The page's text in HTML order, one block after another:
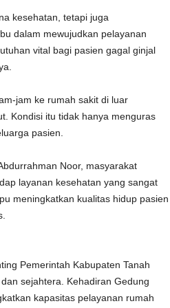
kesehatan, tetapi juga
dalam mewujudkan pelayanan
vital bagi pasien gagal ginjal
jam ke rumah sakit di luar
Kondisi itu tidak hanya menguras
pasien.
Noor, masyarakat
layanan kesehatan yang sangat
meningkatkan kualitas hidup pasien
Pemerintah Kabupaten Tanah
sejahtera. Kehadiran Gedung
kapasitas pelayanan rumah